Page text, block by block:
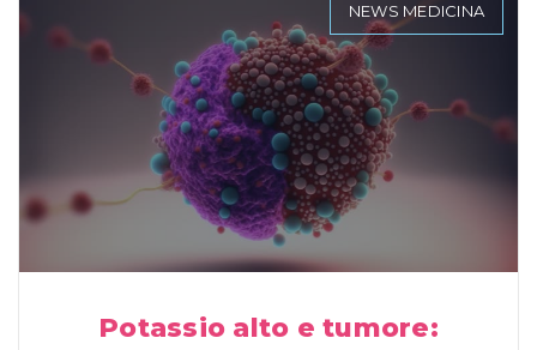
NEWS MEDICINA
Potassio alto e tumore: